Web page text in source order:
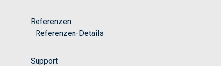
Referenzen
Referenzen-Details
Support